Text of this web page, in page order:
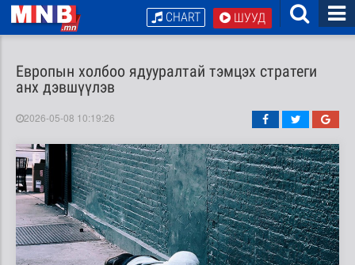
ШУУД
CHART
Европын холбоо ядууралтай тэмцэх стратеги
анх дэвшүүлэв
2026-05-08 10:19:26